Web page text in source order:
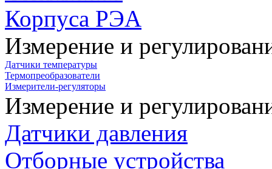
Корпуса РЭА
Измерение и
Датчики температуры
Термопреобразователи
Измерители-регуляторы
Измерение и
Датчики давления
Отборные устройства